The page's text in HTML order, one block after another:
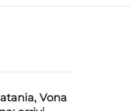
Vona